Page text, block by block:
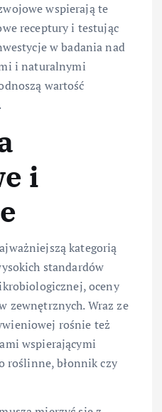
wspierają te
receptury i testując
w badania nad
i naturalnymi
wartość
i
kategorią
standardów
oceny
zewnętrznych. Wraz ze
rośnie też
wspierającymi
roślinne, błonnik czy